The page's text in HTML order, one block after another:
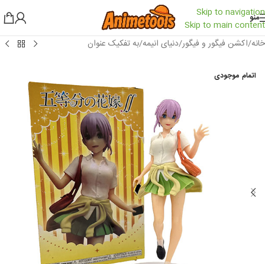
Skip to navigation
Skip to main content
منو
خانه/اکشن فیگور و فیگور/دنیای انیمه/به تفکیک عنوان
اتمام موجودی